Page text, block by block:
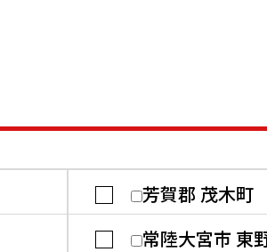
芳賀郡 茂木町
常陸大宮市 東